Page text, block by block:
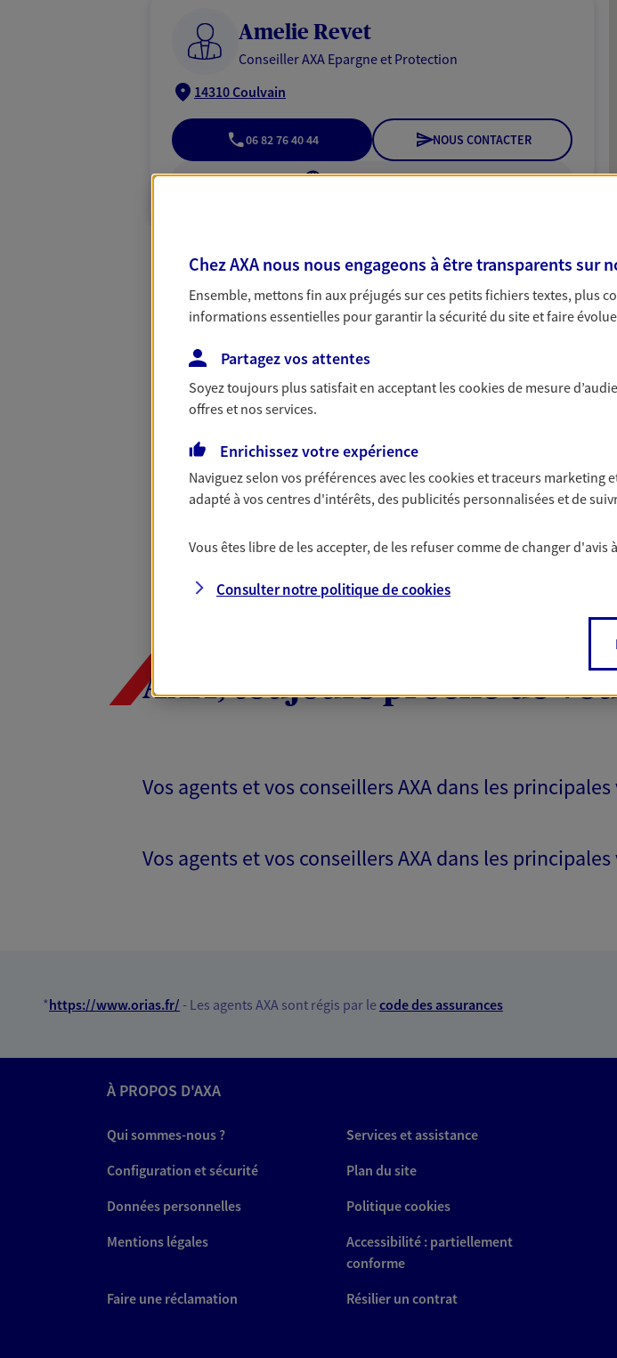
Amelie Revet
Conseiller AXA Epargne et Protection
14310 Coulvain
06 82 76 40 44 NOUS CONTACTER
VOIR NOTRE SITE WEB
AXA, toujours proche de
Vos agents et vos conseillers AXA dans les
Vos agents et vos conseillers AXA dans les
*https://www.orias.fr/ - Les agents AXA sont régis par lecode des assurances
À PROPOS D'AXA
Qui sommes-nous ?
Services et assistance
Configuration et sécurité
Plan du site
Données personnelles
Politique cookies
Mentions légales
Accessibilité : partiellement
conforme
Faire une réclamation
Résilier un contrat
Chez AXA nous nous engageons à être transparents sur
Ensemble, mettons fin aux préjugés sur ces petits fichiers textes, plus
informations essentielles pour garantir la sécurité du site et faire
Partagez vos attentes
Soyez toujours plus satisfait en acceptant lescookiesde mesure
offres et nos services.
Enrichissez votre expérience
Naviguez selon vos préférences avec lescookies et traceurs marketing
adapté à vos centres d'intérêts, des publicités personnalisées et de
Vous êtes libre de les accepter, de les refuser comme de changer
Consulter notre politique decookies